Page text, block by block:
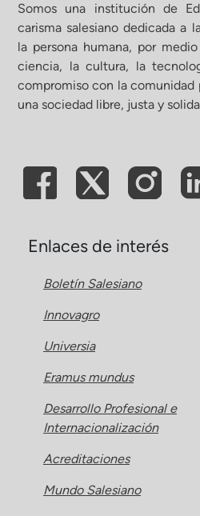
Somos una institución de
carisma salesiano dedicada a
la persona humana, por
ciencia, la cultura, la
compromiso con la comunidad
una sociedad libre, justa y
Enlaces de interés
Boletín Salesiano
Innovagro
Universia
Eramus mundus
Desarrollo Profesional e
Internacionalización
Acreditaciones
Mundo Salesiano